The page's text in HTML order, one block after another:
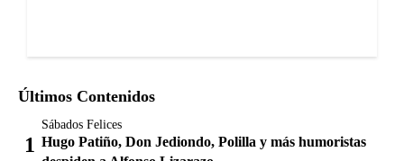
Últimos Contenidos
Sábados Felices
Hugo Patiño, Don Jediondo, Polilla y más humoristas